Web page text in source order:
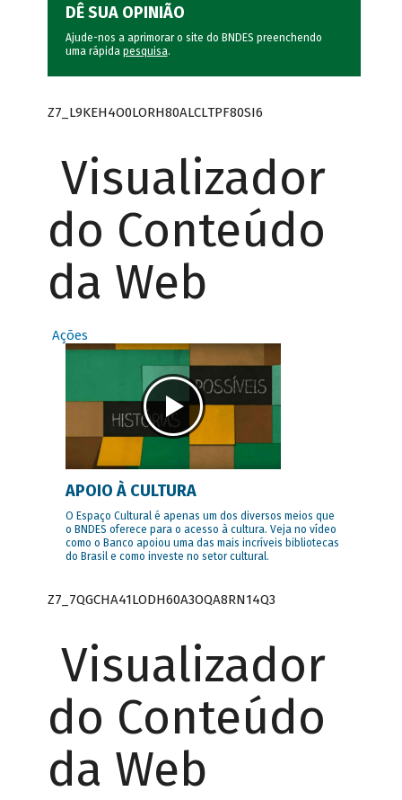
DÊ SUA OPINIÃO
Ajude-nos a aprimorar o site do BNDES preenchendo
uma rápida pesquisa.
Z7_L9KEH4O0LORH80ALCLTPF80SI6
Visualizador
do Conteúdo
da Web
Ações
APOIO À CULTURA
O Espaço Cultural é apenas um dos diversos meios que
o BNDES oferece para o acesso à cultura. Veja no vídeo
como o Banco apoiou uma das mais incríveis bibliotecas
do Brasil e como investe no setor cultural.
Z7_7QGCHA41LODH60A3OQA8RN14Q3
Visualizador
do Conteúdo
da Web